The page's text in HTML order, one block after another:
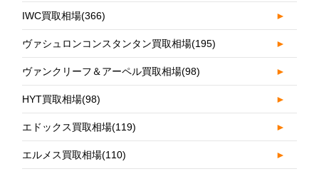
IWC買取相場(366) ►
ヴァシュロンコンスタンタン買取相場(195) ►
ヴァンクリーフ＆アーペル買取相場(98) ►
HYT買取相場(98) ►
エドックス買取相場(119) ►
エルメス買取相場(110) ►